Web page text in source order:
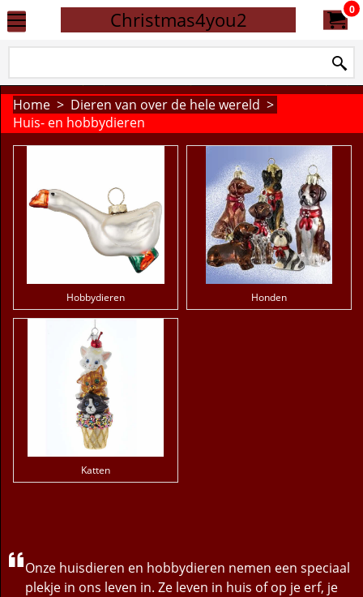
Christmas4you2 0
Home > Dieren van over de hele wereld >
Huis- en hobbydieren
Hobbydieren Honden
Katten
Onze huisdieren en hobbydieren nemen een speciaal
plekje in ons leven in. Ze leven in huis of op je erf, je